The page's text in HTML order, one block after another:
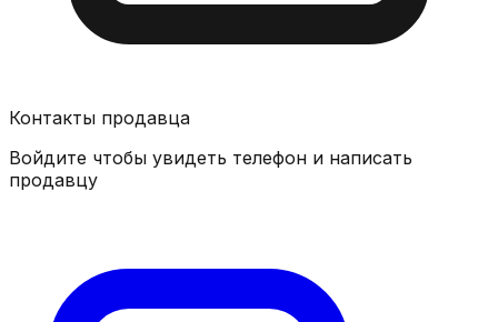
Контакты продавца
Войдите чтобы увидеть телефон и написать
продавцу